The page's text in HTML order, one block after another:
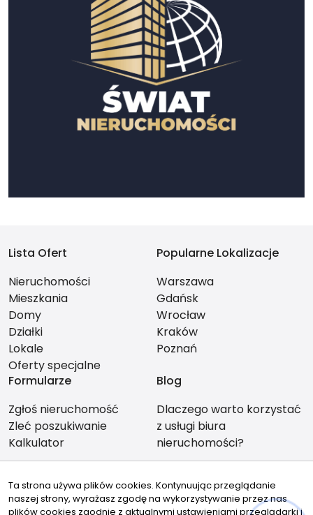
Lista Ofert
Nieruchomości
Mieszkania
Domy
Działki
Lokale
Oferty specjalne
Popularne Lokalizacje
Warszawa
Gdańsk
Wrocław
Kraków
Poznań
Formularze
Zgłoś nieruchomość
Zleć poszukiwanie
Kalkulator
Blog
Dlaczego warto korzystać
z usługi biura
nieruchomości?
Znajdziesz nas tu
Ta strona używa plików cookies. Kontynuując przeglądanie
naszej strony, wyrażasz zgodę na wykorzystywanie przez nas
plików cookies zgodnie z aktualnymi ustawieniami przeglądarki i